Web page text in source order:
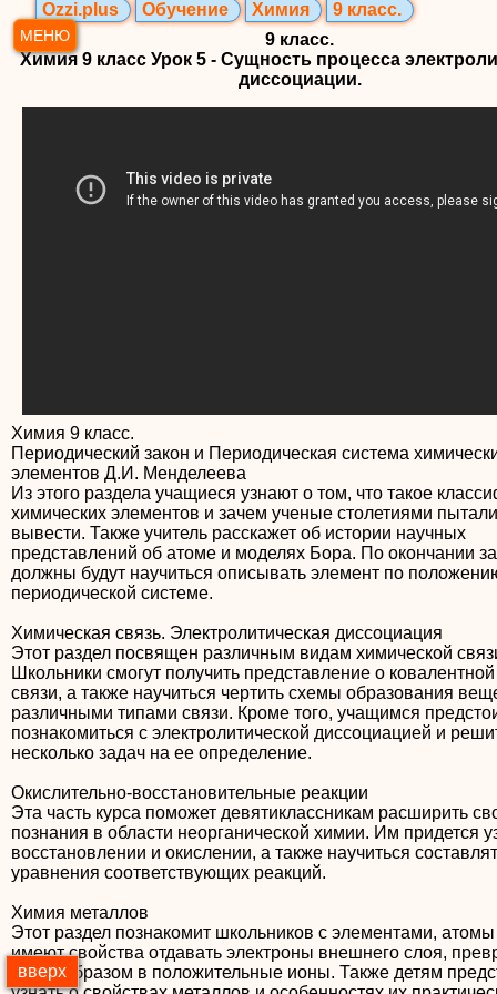
МЕНЮ
Ozzi.plus Обучение Химия
9 класс.
9 класс.
Химия 9 класс Урок 5 - Сущность процесса
диссоциации.
Химия 9 класс.
Периодический закон и Периодическая система
элементов Д.И. Менделеева
Из этого раздела учащиеся узнают о том, что такое
химических элементов и зачем ученые столетиями
вывести. Также учитель расскажет об истории научных
представлений об атоме и моделях Бора. По окончании
должны будут научиться описывать элемент по
периодической системе.
Химическая связь. Электролитическая диссоциация
Этот раздел посвящен различным видам химической
Школьники смогут получить представление о
связи, а также научиться чертить схемы образования
различными типами связи. Кроме того, учащимся
познакомиться с электролитической диссоциацией и
несколько задач на ее определение.
Окислительно-восстановительные реакции
Эта часть курса поможет девятиклассникам расширить
познания в области неорганической химии. Им придется
восстановлении и окислении, а также научиться
уравнения соответствующих реакций.
Химия металлов
Этот раздел познакомит школьников с элементами,
имеют свойства отдавать электроны внешнего слоя,
таким образом в положительные ионы. Также детям
вверх